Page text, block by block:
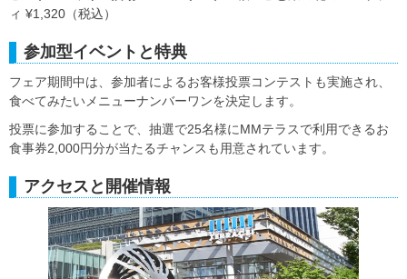
ィ ¥1,320（税込）
参加型イベントと特典
フェア期間中は、参加者によるお客様投票コンテストも実施され、
食べてみたいメニューナンバーワンを決定します。
投票に参加することで、抽選で25名様にMMテラスで利用できるお
食事券2,000円分が当たるチャンスも用意されています。
アクセスと開催情報